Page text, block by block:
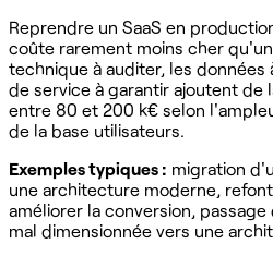
Reprendre un SaaS en
coûte rarement moins cher
technique à auditer, les
de service à garantir ajoutent de
entre 80 et 200 k€ selon
de la base utilisateurs.
Exemples typiques : migration
une architecture moderne,
améliorer la conversion,
mal dimensionnée vers une